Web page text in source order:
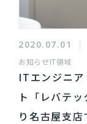
2020.07.01
お知らせIT領域
ITエンジニ
ト「レバテ
り名古屋支